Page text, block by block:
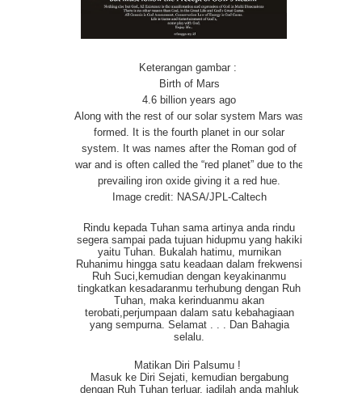
Keterangan gambar :
Birth of Mars
4.6 billion years ago
Along with the rest of our solar system Mars was
formed. It is the fourth planet in our solar
system. It was names after the Roman god of
war and is often called the “red planet” due to the
prevailing iron oxide giving it a red hue.
Image credit: NASA/JPL-Caltech
Rindu kepada Tuhan sama artinya anda rindu
segera sampai pada tujuan hidupmu yang hakiki
yaitu Tuhan. Bukalah hatimu, murnikan
Ruhanimu hingga satu keadaan dalam frekwensi
Ruh Suci,kemudian dengan keyakinanmu
tingkatkan kesadaranmu terhubung dengan Ruh
Tuhan, maka kerinduanmu akan
terobati,perjumpaan dalam satu kebahagiaan
yang sempurna. Selamat . . . Dan Bahagia
selalu.
Matikan Diri Palsumu !
Masuk ke Diri Sejati, kemudian bergabung
dengan Ruh Tuhan terluar, jadilah anda mahluk